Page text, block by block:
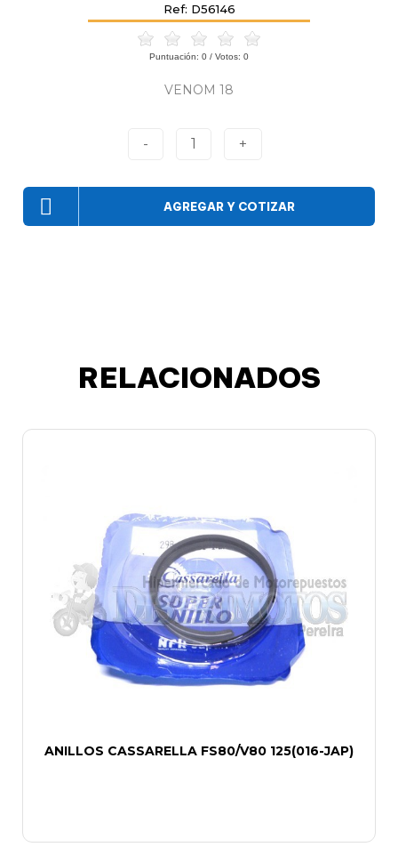
Ref: D56146
Puntuación: 0 / Votos: 0
VENOM 18
- 1 +
AGREGAR Y COTIZAR
RELACIONADOS
ANILLOS CASSARELLA FS80/V80 125(016-JAP)